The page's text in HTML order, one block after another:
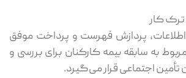
ترک کار
پردازش فهرست و پرداخت موفق
به سابقه بیمه کارکنان برای بررسی و
تأمین اجتماعی قرار می‌گیرد.